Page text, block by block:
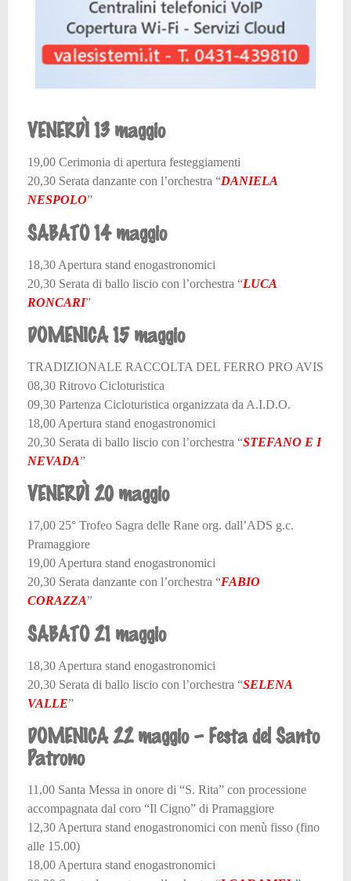
VENERDÌ 13 maggio
19,00 Cerimonia di apertura festeggiamenti
20,30 Serata danzante con l’orchestra “DANIELA
NESPOLO”
SABATO 14 maggio
18,30 Apertura stand enogastronomici
20,30 Serata di ballo liscio con l’orchestra “LUCA
RONCARI”
DOMENICA 15 maggio
TRADIZIONALE RACCOLTA DEL FERRO PRO AVIS
08,30 Ritrovo Cicloturistica
09,30 Partenza Cicloturistica organizzata da A.I.D.O.
18,00 Apertura stand enogastronomici
20,30 Serata di ballo liscio con l’orchestra “STEFANO E I
NEVADA”
VENERDÌ 20 maggio
17,00 25° Trofeo Sagra delle Rane org. dall’ADS g.c.
Pramaggiore
19,00 Apertura stand enogastronomici
20,30 Serata danzante con l’orchestra “FABIO
CORAZZA”
SABATO 21 maggio
18,30 Apertura stand enogastronomici
20,30 Serata di ballo liscio con l’orchestra “SELENA
VALLE”
DOMENICA 22 maggio – Festa del Santo
Patrono
11,00 Santa Messa in onore di “S. Rita” con processione
accompagnata dal coro “Il Cigno” di Pramaggiore
12,30 Apertura stand enogastronomici con menù fisso (fino
alle 15.00)
18,00 Apertura stand enogastronomici